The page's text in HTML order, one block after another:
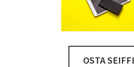
OSTA SEIFFI